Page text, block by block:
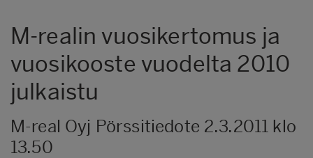
M-realin vuosikertomus ja
vuosikooste vuodelta 2010
julkaistu
M-real Oyj Pörssitiedote 2.3.2011 klo
13.50